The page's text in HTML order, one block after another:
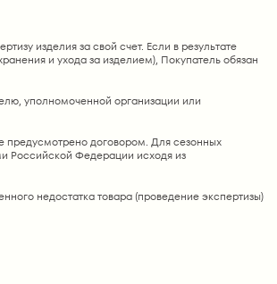
изделия за свой счет. Если в результате
и ухода за изделием), Покупатель обязан
уполномоченной организации или
предусмотрено договором. Для сезонных
Российской Федерации исходя из
недостатка товара (проведение экспертизы)